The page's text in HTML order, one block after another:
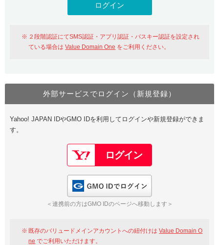
おすすめ One レンタルサーバーを含む最新の機能を使う方
Value Domain Oneにログイン
Google
GMO ID Amazon
※AmazonはValue Domain Oneのログイン画面へ遷移します
Value Domain Oneアカウント作成
以下でも登録可能
Google Yahoo!
GMO ID
２段階認証にてSMS認証・アプリ認証・パスキー認証を設定され
ている場合はValue Domain One をご利用ください。
外部サービスでログイン（新規登録）
Yahoo! JAPAN IDやGMO IDを利用してログインや新規登録ができま
す。
＜連携前の方はGMO IDのページへ移動します＞
既存のバリュードメインアカウントへの紐付けはValue Domain O
ne でご利用いただけます。